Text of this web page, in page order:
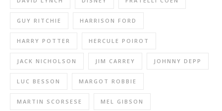
GUY RITCHIE HARRISON FORD
HARRY POTTER HERCULE POIROT
JACK NICHOLSON JIM CARREY JOHNNY DEPP
LUC BESSON MARGOT ROBBIE
MARTIN SCORSESE MEL GIBSON